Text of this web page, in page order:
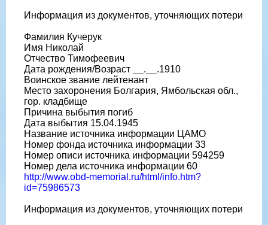
Информация из документов, уточняющих потери
Фамилия Кучерук
Имя Николай
Отчество Тимофеевич
Дата рождения/Возраст __.__.1910
Воинское звание лейтенант
Место захоронения Болгария, Ямбольская обл.,
гор. кладбище
Причина выбытия погиб
Дата выбытия 15.04.1945
Название источника информации ЦАМО
Номер фонда источника информации 33
Номер описи источника информации 594259
Номер дела источника информации 60
http://www.obd-memorial.ru/html/info.htm?
id=75986573
Информация из документов, уточняющих потери